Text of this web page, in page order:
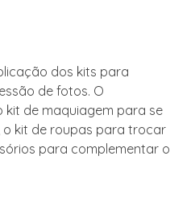
dos kits para
de fotos. O
kit de maquiagem para se
kit de roupas para trocar
para complementar o